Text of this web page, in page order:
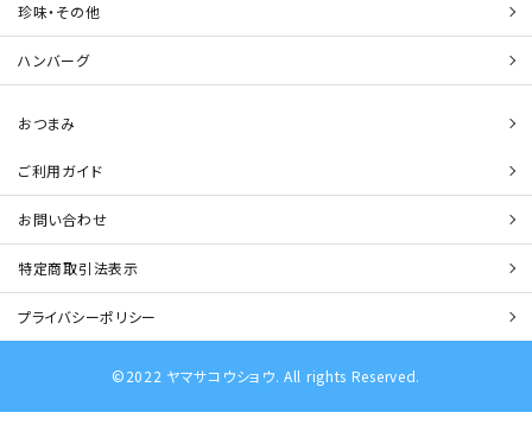
珍味・その他
ハンバーグ
おつまみ
ご利用ガイド
お問い合わせ
特定商取引法表示
プライバシーポリシー
©2022 ヤマサコウショウ. All rights Reserved.